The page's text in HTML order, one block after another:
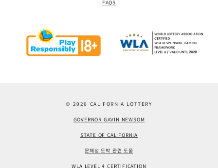
FAQS
© 2026 CALIFORNIA LOTTERY
GOVERNOR GAVIN NEWSOM
STATE OF CALIFORNIA
문제성 도박 관련 도움
WLA LEVEL 4 CERTIFICATION